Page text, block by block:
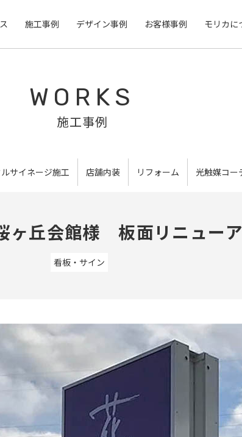
施工事例 デザイン事例 お客様事例 モリカに
WORKS
施工事例
サイネージ施工 店舗内装 リフォーム 光触媒コー
ヶ丘会館様 板面リニュー
看板・サイン